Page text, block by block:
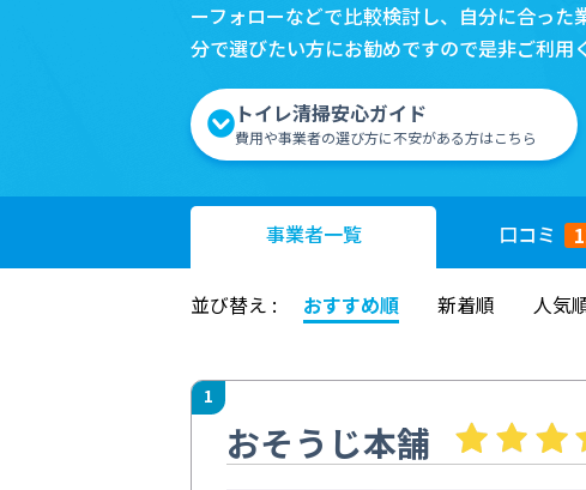
ーフォローなどで比較検討し、自分に合っ
分で選びたい方にお勧めですので是非ご利用
トイレ清掃安心ガイド
費用や事業者の選び方に不安がある方はこちら
事業者一覧 口コミ
並び替え : おすすめ順 新着順 人気
1
おそうじ本舗